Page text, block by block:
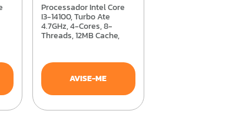
Processador Intel Core
I3-14100, Turbo Ate
4.7GHz, 4-Cores, 8-
Threads, 12MB Cache,
AVISE-ME